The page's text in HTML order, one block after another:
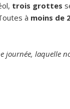
trois grottes
à moins de
journée, laquelle